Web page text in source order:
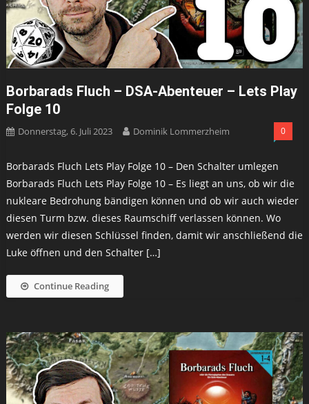
Borbarads Fluch – DSA-Abenteuer – Lets Play
Folge 10
Donnerstag, 6. Juli 2023 Dominik Lommerzheim 0
Borbarads Fluch Lets Play Folge 10 – Den Schalter umlegen
Borbarads Fluch Lets Play Folge 10 – Es liegt an uns, ob wir die
nukleare Bedrohung bändigen können und ob wir auch wieder
diesen Turm bzw. dieses Raumschiff verlassen können. Wo
werden wir diesen Schlüssel finden, damit wir anschließend die
Luke öffnen und den Schalter […]
Continue Reading